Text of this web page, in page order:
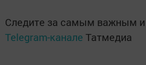
Следите за самым важным
Telegram-канале Татмедиа